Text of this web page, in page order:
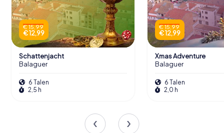
€ 15,99
€ 12,99
Schattenjacht
Balaguer
6 Talen
2,5 h
€ 15,99
€ 12,99
Xmas Adventure
Balaguer
6 Talen
2,0 h